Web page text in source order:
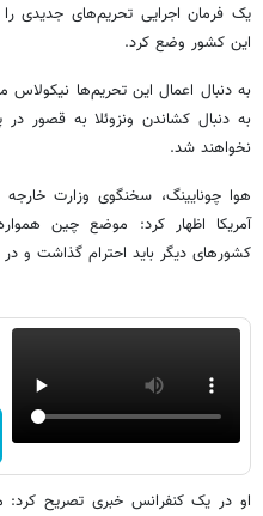
یک فرمان اجرایی تحریم‌های جدیدی
این کشور وضع کرد.
به دنبال اعمال این تحریم‌ها نیکولاس
به دنبال کشاندن ونزوئلا به قصور
نخواهند شد.
هوا چونایینگ، سخنگوی وزارت
آمریکا اظهار کرد: موضع چین
کشورهای دیگر باید احترام گذاشت و در
او در یک کنفرانس خبری تصریح کرد: